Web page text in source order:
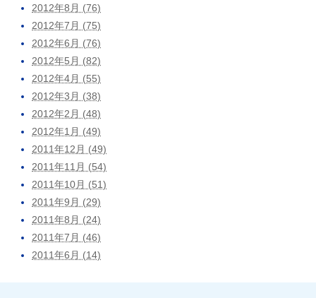
2012年8月 (76)
2012年7月 (75)
2012年6月 (76)
2012年5月 (82)
2012年4月 (55)
2012年3月 (38)
2012年2月 (48)
2012年1月 (49)
2011年12月 (49)
2011年11月 (54)
2011年10月 (51)
2011年9月 (29)
2011年8月 (24)
2011年7月 (46)
2011年6月 (14)